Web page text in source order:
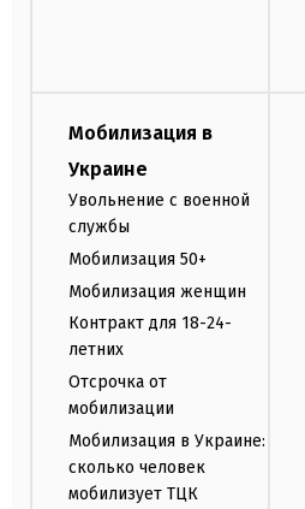
Мобилизация в
Украине
Увольнение с военной
службы
Мобилизация 50+
Мобилизация женщин
Контракт для 18-24-
летних
Отсрочка от
мобилизации
Мобилизация в Украине:
сколько человек
мобилизует ТЦК